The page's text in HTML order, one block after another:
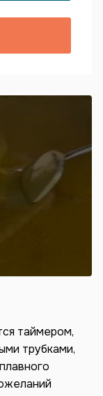
таймером,
трубками,